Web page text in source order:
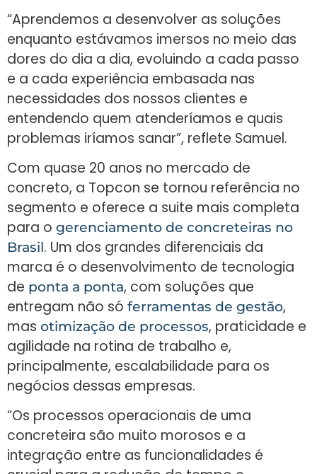
“Aprendemos a desenvolver as soluções
enquanto estávamos imersos no meio das
dores do dia a dia, evoluindo a cada passo
e a cada experiência embasada nas
necessidades dos nossos clientes e
entendendo quem atenderíamos e quais
problemas iríamos sanar”, reflete Samuel.
Com quase 20 anos no mercado de
concreto, a Topcon se tornou referência no
segmento e oferece a suite mais completa
para o gerenciamento de concreteiras no
Brasil. Um dos grandes diferenciais da
marca é o desenvolvimento de tecnologia
de ponta a ponta, com soluções que
entregam não só ferramentas de gestão,
mas otimização de processos, praticidade e
agilidade na rotina de trabalho e,
principalmente, escalabilidade para os
negócios dessas empresas.
“Os processos operacionais de uma
concreteira são muito morosos e a
integração entre as funcionalidades é